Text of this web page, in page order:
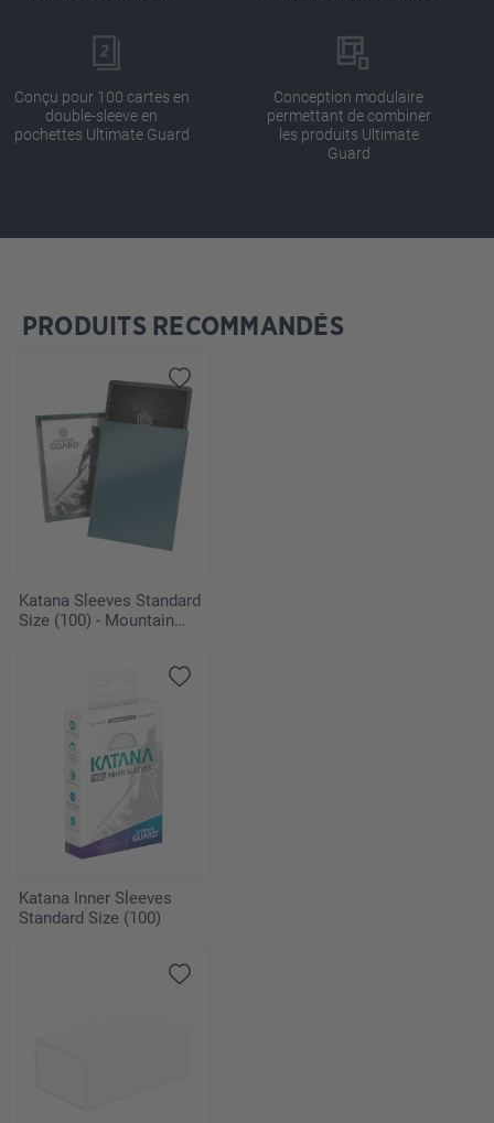
Conçu pour 100 cartes en
double-sleeve en
pochettes Ultimate Guard
Conception modulaire
permettant de combiner
les produits Ultimate
Guard
Ignorer la galerie de produits
PRODUITS RECOMMANDÉS
Katana Sleeves Standard
Size (100) - Mountain
Katana Inner Sleeves
Standard Size (100)